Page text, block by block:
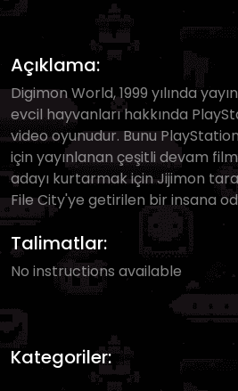
Açıklama:
Digimon World, 1999 yılında
evcil hayvanları hakkında
video oyunudur. Bunu
için yayınlanan çeşitli devam
adayı kurtarmak için Jijimon
File City'ye getirilen bir insana
Talimatlar:
No instructions available
Kategoriler: